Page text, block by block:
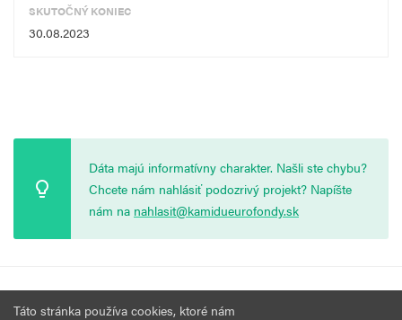
SKUTOČNÝ KONIEC
30.08.2023
Dáta majú informatívny charakter. Našli ste chybu?
Chcete nám nahlásiť podozrivý projekt? Napíšte
nám na nahlasit@kamidueurofondy.sk
Táto stránka používa cookies, ktoré nám